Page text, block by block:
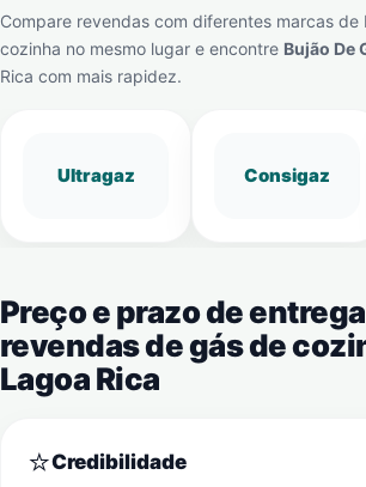
Compare revendas com diferentes marcas
cozinha no mesmo lugar e encontre Bujão De
Rica com mais rapidez.
Ultragaz Consigaz
Preço e prazo de
revendas de gás de
Lagoa Rica
⭐Credibilidade